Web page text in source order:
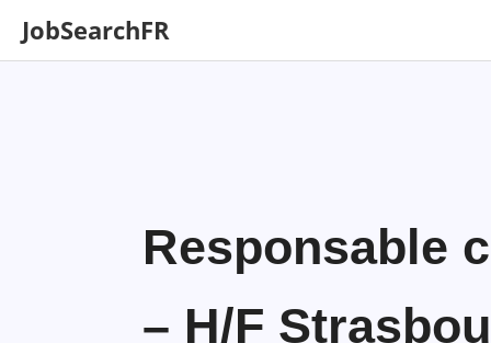
JobSearchFR
Responsable
– H/F